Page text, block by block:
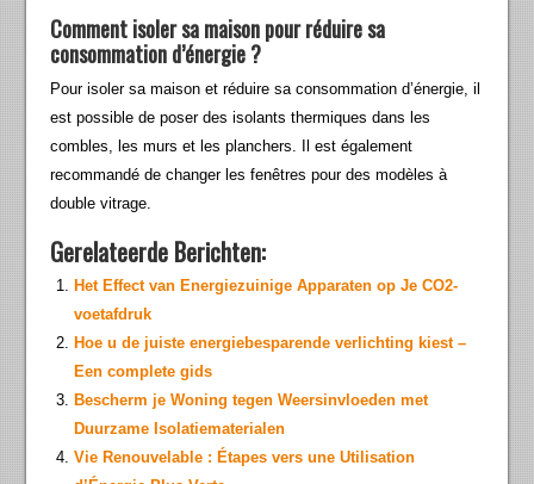
Comment isoler sa maison pour réduire sa
consommation d’énergie ?
Pour isoler sa maison et réduire sa consommation d’énergie, il
est possible de poser des isolants thermiques dans les
combles, les murs et les planchers. Il est également
recommandé de changer les fenêtres pour des modèles à
double vitrage.
Gerelateerde Berichten:
Het Effect van Energiezuinige Apparaten op Je CO2-
voetafdruk
Hoe u de juiste energiebesparende verlichting kiest –
Een complete gids
Bescherm je Woning tegen Weersinvloeden met
Duurzame Isolatiematerialen
Vie Renouvelable : Étapes vers une Utilisation